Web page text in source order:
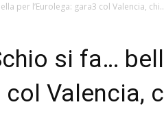
per l’Eurolega: gara3 col Valencia,
si fa…
col Valencia,